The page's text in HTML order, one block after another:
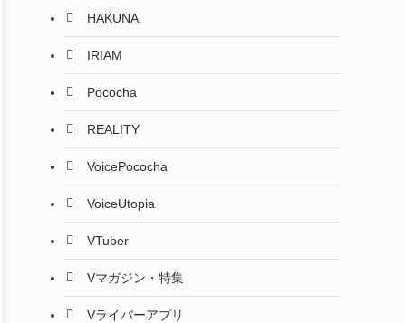
HAKUNA
IRIAM
Pococha
REALITY
VoicePococha
VoiceUtopia
VTuber
Vマガジン・特集
Vライバーアプリ